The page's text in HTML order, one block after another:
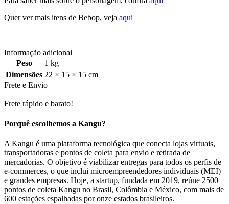
Quer ver mais itens de Bebop, veja aqui
Informação adicional
Peso
1 kg
Dimensões 22 × 15 × 15 cm
Frete e Envio
Frete rápido e barato!
Porquê escolhemos a Kangu?
A Kangu é uma plataforma tecnológica que conecta lojas virtuais,
transportadoras e pontos de coleta para envio e retirada de
mercadorias. O objetivo é viabilizar entregas para todos os perfis de
e-commerces, o que inclui microempreendedores individuais (MEI)
e grandes empresas. Hoje, a startup, fundada em 2019, reúne 2500
pontos de coleta Kangu no Brasil, Colômbia e México, com mais de
600 estações espalhadas por onze estados brasileiros.